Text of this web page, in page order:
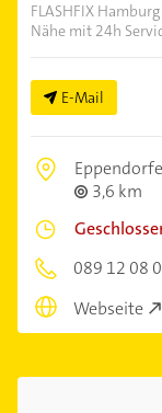
FLASHFIX
Nähe mit 24h
E-Mail
3,6 km
089 12 08
Webseite